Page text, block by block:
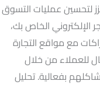
لتحسين عمليات التسوق
الإلكتروني الخاص بك،
مع مواقع التجارة
للعملاء من خلال
بفعالية. تحليل